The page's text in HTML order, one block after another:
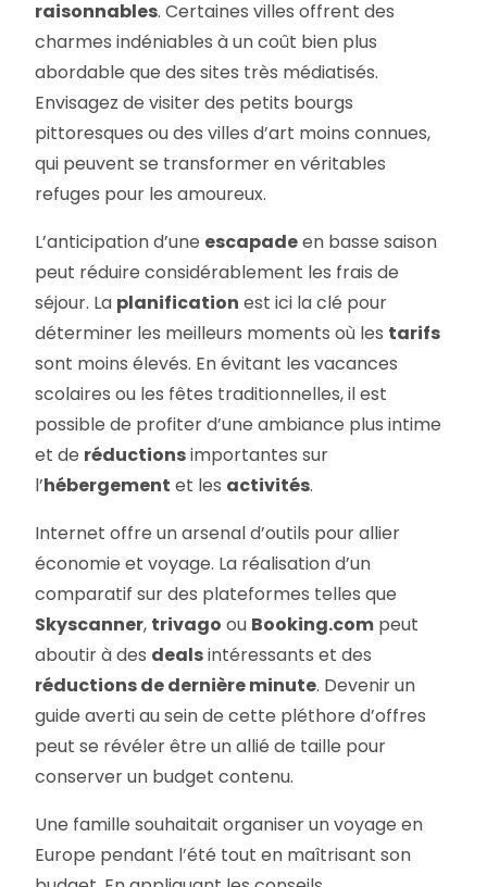
raisonnables. Certaines villes offrent des
charmes indéniables à un coût bien plus
abordable que des sites très médiatisés.
Envisagez de visiter des petits bourgs
pittoresques ou des villes d’art moins connues,
qui peuvent se transformer en véritables
refuges pour les amoureux.
L’anticipation d’une escapadeen basse saison
peut réduire considérablement les frais de
séjour. La planification est ici la clé pour
déterminer les meilleurs moments où les tarifs
sont moins élevés. En évitant les vacances
scolaires ou les fêtes traditionnelles, il est
possible de profiter d’une ambiance plus intime
et de réductionsimportantes sur
l’hébergement et les activités.
Internet offre un arsenal d’outils pour allier
économie et voyage. La réalisation d’un
comparatif sur des plateformes telles que
Skyscanner, trivago ou Booking.com peut
aboutir à des dealsintéressants et des
réductions de dernière minute. Devenir un
guide averti au sein de cette pléthore d’offres
peut se révéler être un allié de taille pour
conserver un budget contenu.
Une famille souhaitait organiser un voyage en
Europe pendant l’été tout en maîtrisant son